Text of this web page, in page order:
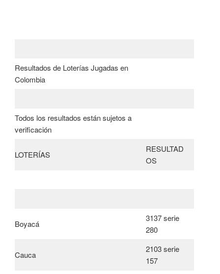
Resultados de Loterías Jugadas en
Colombia
Todos los resultados están sujetos a
verificación
LOTERÍAS
RESULTAD
OS
Boyacá
3137 serie
280
Cauca
2103 serie
157